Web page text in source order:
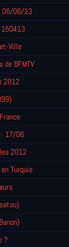
06/06/13
Ville
BFMTV
2012
- 17/06
2012
Turquie
?